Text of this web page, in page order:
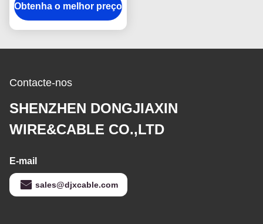
milivolt tensão média
Obtenha o melhor preço
Contacte-nos
SHENZHEN DONGJIAXIN
WIRE&CABLE CO.,LTD
E-mail
sales@djxcable.com